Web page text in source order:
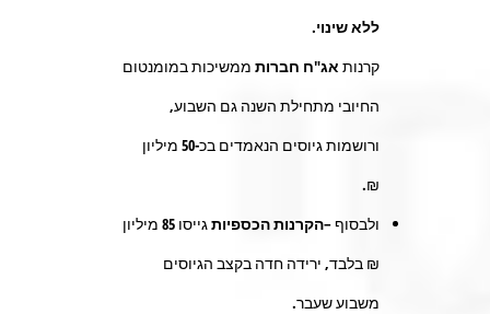
ללא שינוי.
קרנות אג"ח חברות ממשיכות במומנטום
החיובי מתחילת השנה גם השבוע,
ורושמות גיוסים הנאמדים בכ-50 מיליון
₪.
ולבסוף –הקרנות הכספיותגייסו 85 מיליון
₪ בלבד, ירידה חדה בקצב הגיוסים
משבוע שעבר.